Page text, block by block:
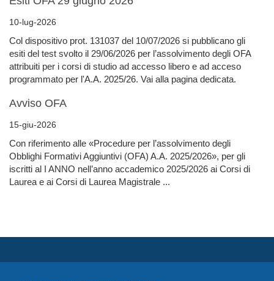
10-lug-2026
Col dispositivo prot. 131037 del 10/07/2026 si pubblicano gli
esiti del test svolto il 29/06/2026 per l’assolvimento degli OFA
attribuiti per i corsi di studio ad accesso libero e ad acceso
programmato per l'A.A. 2025/26. Vai alla pagina dedicata.
Avviso OFA
15-giu-2026
Con riferimento alle «Procedure per l’assolvimento degli
Obblighi Formativi Aggiuntivi (OFA) A.A. 2025/2026», per gli
iscritti al I ANNO nell’anno accademico 2025/2026 ai Corsi di
Laurea e ai Corsi di Laurea Magistrale ...